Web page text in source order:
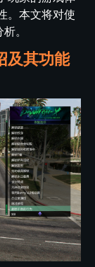
。本文将对使
。
及其功能